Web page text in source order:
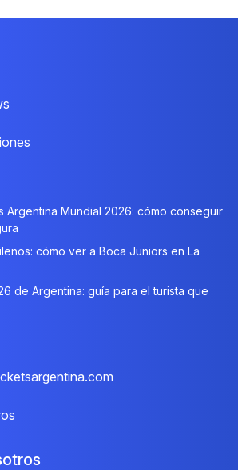
Argentina Mundial 2026: cómo conseguir
cómo ver a Boca Juniors en La
de Argentina: guía para el turista que